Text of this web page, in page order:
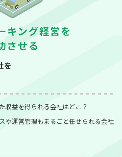
キング経営を
させる
を
収益を得られる会社はどこ？
や運営管理もまるごと任せられる会社